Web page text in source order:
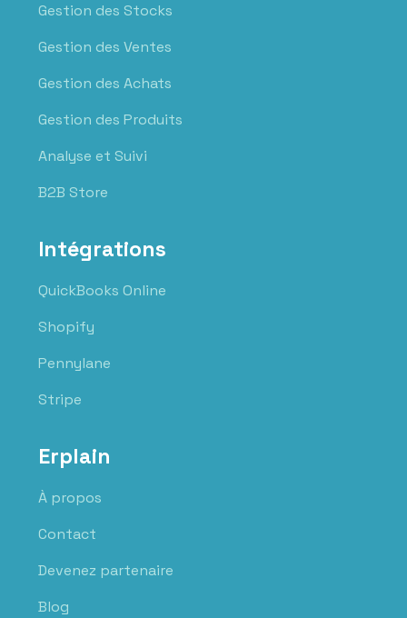
Gestion des Stocks
Gestion des Ventes
Gestion des Achats
Gestion des Produits
Analyse et Suivi
B2B Store
Intégrations
QuickBooks Online
Shopify
Pennylane
Stripe
Erplain
À propos
Contact
Devenez partenaire
Blog